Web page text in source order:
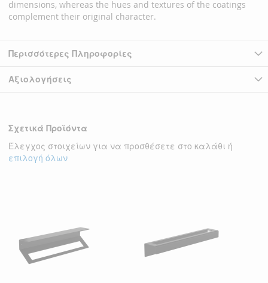
dimensions, whereas the hues and textures of the coatings
complement their original character.
Περισσότερες Πληροφορίες
Αξιολογήσεις
Σχετικά Προϊόντα
Έλεγχος στοιχείων για να προσθέσετε στο καλάθι ή
επιλογή όλων